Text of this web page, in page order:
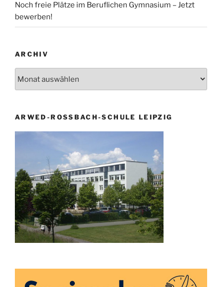
Noch freie Plätze im Beruflichen Gymnasium – Jetzt
bewerben!
ARCHIV
ARWED-ROSSBACH-SCHULE LEIPZIG